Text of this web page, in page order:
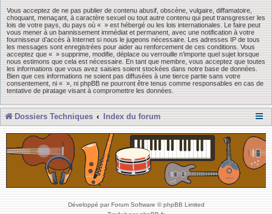
Vous acceptez de ne pas publier de contenu abusif, obscène, vulgaire, diffamatoire,
choquant, menaçant, à caractère sexuel ou tout autre contenu qui peut transgresser les
lois de votre pays, du pays où « » est hébergé ou les lois internationales. Le faire peut
vous mener à un bannissement immédiat et permanent, avec une notification à votre
fournisseur d’accès à Internet si nous le jugeons nécessaire. Les adresses IP de tous
les messages sont enregistrées pour aider au renforcement de ces conditions. Vous
acceptez que « » supprime, modifie, déplace ou verrouille n’importe quel sujet lorsque
nous estimons que cela est nécessaire. En tant que membre, vous acceptez que toutes
les informations que vous avez saisies soient stockées dans notre base de données.
Bien que ces informations ne soient pas diffusées à une tierce partie sans votre
consentement, ni « », ni phpBB ne pourront être tenus comme responsables en cas de
tentative de piratage visant à compromettre les données.
Dossiers Techniques Index du forum
Développé par Forum Software © phpBB Limited